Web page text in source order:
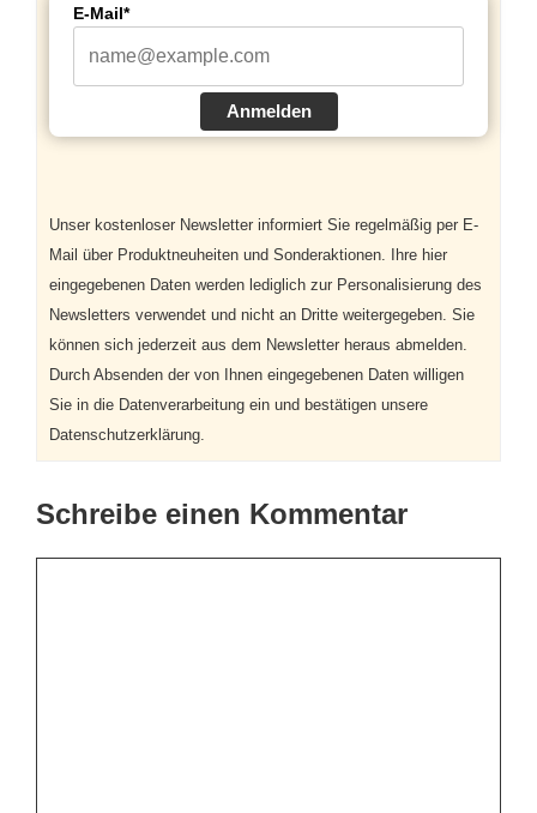
E-Mail*
Anmelden
Unser kostenloser Newsletter informiert Sie regelmäßig per E-
Mail über Produktneuheiten und Sonderaktionen. Ihre hier
eingegebenen Daten werden lediglich zur Personalisierung des
Newsletters verwendet und nicht an Dritte weitergegeben. Sie
können sich jederzeit aus dem Newsletter heraus abmelden.
Durch Absenden der von Ihnen eingegebenen Daten willigen
Sie in die Datenverarbeitung ein und bestätigen unsere
Datenschutzerklärung.
Schreibe einen Kommentar